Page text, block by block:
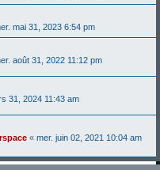
mai 31, 2023 6:54 pm
août 31, 2022 11:12 pm
31, 2024 11:43 am
« mer. juin 02, 2021 10:04 am